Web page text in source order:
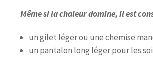
Même si la chaleur domine, il est
un gilet léger ou une chemise
un pantalon long léger pour les